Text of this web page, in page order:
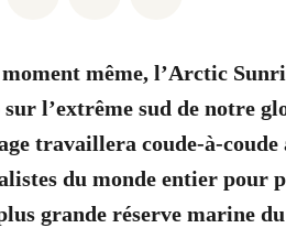
même, l’Arctic
sur l’extrême sud de notre
travaillera coude-à-coude
du monde entier pour
grande réserve marine